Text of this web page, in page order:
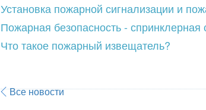
Установка пожарной сигнализации и
Пожарная безопасность - спринклерная
Что такое пожарный извещатель?
Все новости